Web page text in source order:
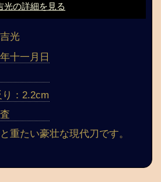
光の詳細を見る
光
十一月日
：2.2cm
重たい豪壮な現代刀です。